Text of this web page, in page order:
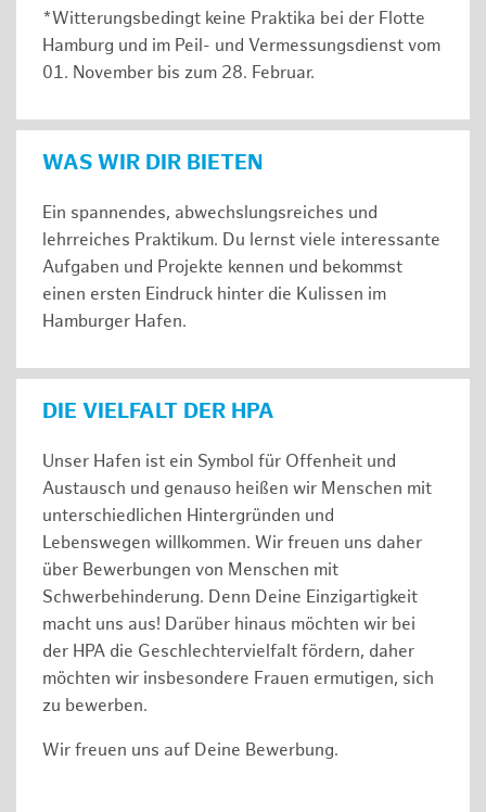
*Witterungsbedingt keine Praktika bei der Flotte
Hamburg und im Peil- und Vermessungsdienst vom
01. November bis zum 28. Februar.
WAS WIR DIR BIETEN
Ein spannendes, abwechslungsreiches und
lehrreiches Praktikum. Du lernst viele interessante
Aufgaben und Projekte kennen und bekommst
einen ersten Eindruck hinter die Kulissen im
Hamburger Hafen.
DIE VIELFALT DER HPA
Unser Hafen ist ein Symbol für Offenheit und
Austausch und genauso heißen wir Menschen mit
unterschiedlichen Hintergründen und
Lebenswegen willkommen. Wir freuen uns daher
über Bewerbungen von Menschen mit
Schwerbehinderung. Denn Deine Einzigartigkeit
macht uns aus! Darüber hinaus möchten wir bei
der HPA die Geschlechtervielfalt fördern, daher
möchten wir insbesondere Frauen ermutigen, sich
zu bewerben.
Wir freuen uns auf Deine Bewerbung.